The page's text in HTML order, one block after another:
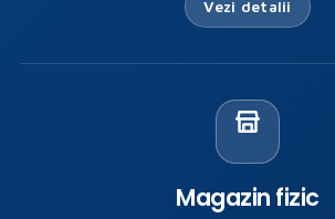
Vezi detalii
Magazin fizic